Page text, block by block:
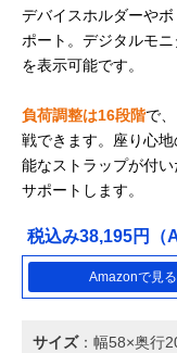
デバイスホルダーや
ポート。デジタルモ
を表示可能です。
負荷調整は16段階で
戦できます。座り心
能なストラップが付
サポートします。
税込み38,195円（
Amazonで見る
サイズ：幅58×奥行